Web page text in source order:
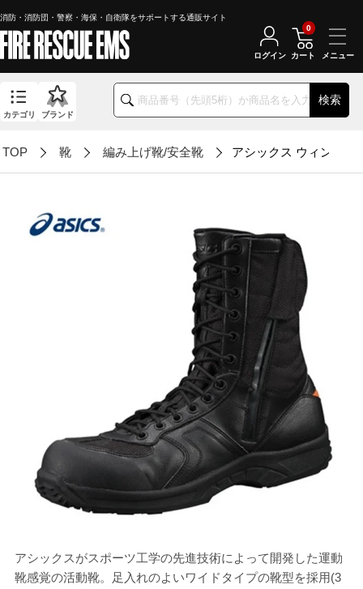
消防・消防団・警察・海保・自衛隊をサポートする通販サイト
検索
カテゴリ ブランド
ログイン カート
0
TOP 靴 編み上げ靴/安全靴 アシックス ウィンジョ
アシックスがスポーツ工学の先進技術によって開発した運動
靴感覚の活動靴。足入れのよいワイドタイプの靴型を採用(3